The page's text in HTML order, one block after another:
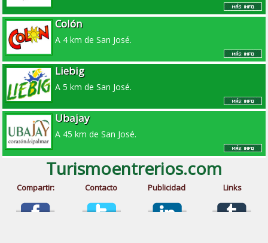
Colón
A 4 km de San José.
Liebig
A 5 km de San José.
Ubajay
A 45 km de San José.
Turismoentrerios.com
Compartir: Contacto Publicidad Links